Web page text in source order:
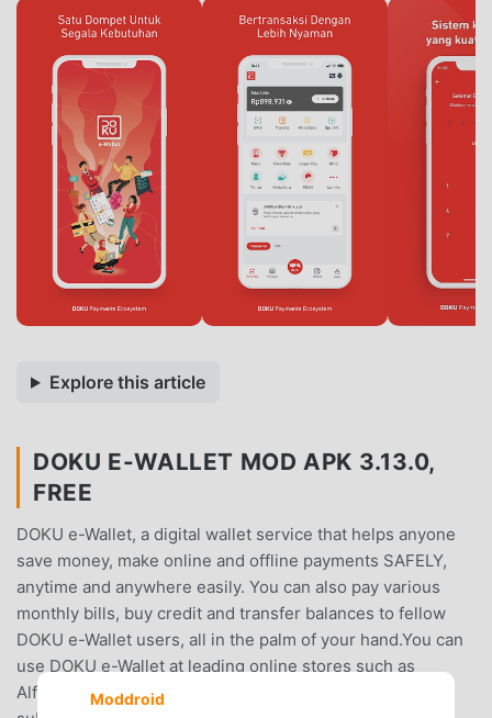
Explore this article
DOKU E-WALLET MOD APK 3.13.0,
FREE
DOKU e-Wallet, a digital wallet service that helps anyone
save money, make online and offline payments SAFELY,
anytime and anywhere easily. You can also pay various
monthly bills, buy credit and transfer balances to fellow
DOKU e-Wallet users, all in the palm of your hand.You can
use DOKU e-Wallet at leading online stores such as
AlfaOnline, AliExpress, Citilink, KAI, pay First Media
Moddroid